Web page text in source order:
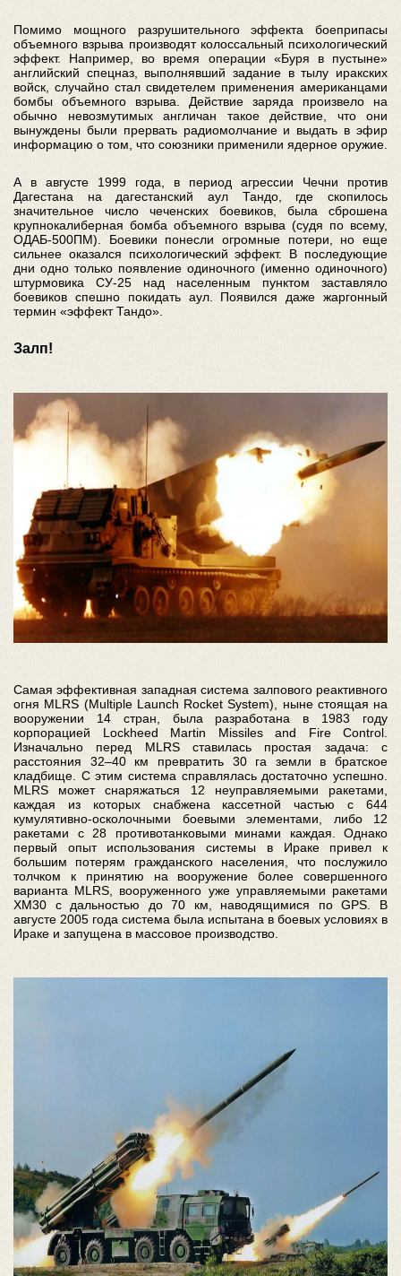
Помимо мощного разрушительного эффекта боеприпасы
объемного взрыва производят колоссальный психологический
эффект. Например, во время операции «Буря в пустыне»
английский спецназ, выполнявший задание в тылу иракских
войск, случайно стал свидетелем применения американцами
бомбы объемного взрыва. Действие заряда произвело на
обычно невозмутимых англичан такое действие, что они
вынуждены были прервать радиомолчание и выдать в эфир
информацию о том, что союзники применили ядерное оружие.
А в августе 1999 года, в период агрессии Чечни против
Дагестана на дагестанский аул Тандо, где скопилось
значительное число чеченских боевиков, была сброшена
крупнокалиберная бомба объемного взрыва (судя по всему,
ОДАБ-500ПМ). Боевики понесли огромные потери, но еще
сильнее оказался психологический эффект. В последующие
дни одно только появление одиночного (именно одиночного)
штурмовика СУ-25 над населенным пунктом заставляло
боевиков спешно покидать аул. Появился даже жаргонный
термин «эффект Тандо».
Залп!
Самая эффективная западная система залпового реактивного
огня MLRS (Multiple Launch Rocket System), ныне стоящая на
вооружении 14 стран, была разработана в 1983 году
корпорацией Lockheed Martin Missiles and Fire Control.
Изначально перед MLRS ставилась простая задача: с
расстояния 32–40 км превратить 30 га земли в братское
кладбище. С этим система справлялась достаточно успешно.
MLRS может снаряжаться 12 неуправляемыми ракетами,
каждая из которых снабжена кассетной частью с 644
кумулятивно-осколочными боевыми элементами, либо 12
ракетами с 28 противотанковыми минами каждая. Однако
первый опыт использования системы в Ираке привел к
большим потерям гражданского населения, что послужило
толчком к принятию на вооружение более совершенного
варианта MLRS, вооруженного уже управляемыми ракетами
XM30 с дальностью до 70 км, наводящимися по GPS. В
августе 2005 года система была испытана в боевых условиях в
Ираке и запущена в массовое производство.